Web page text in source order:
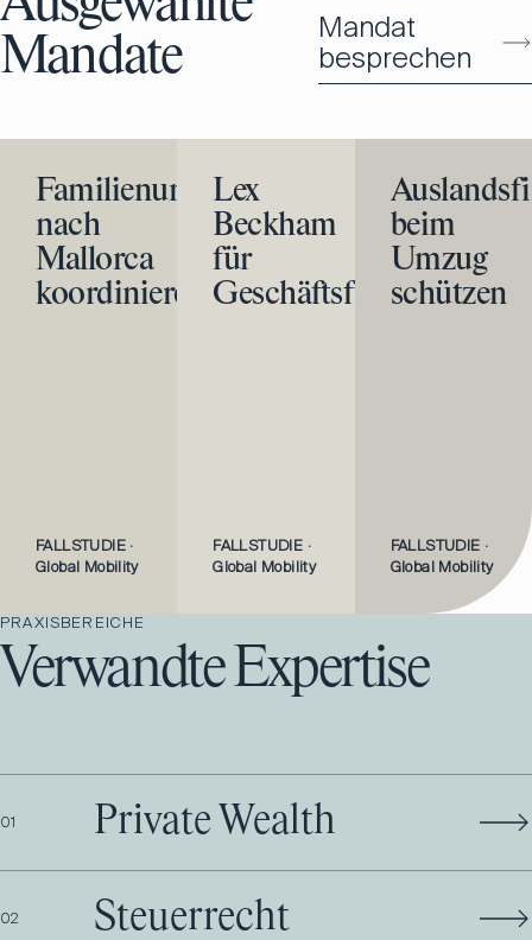
Mandate
Mandat
besprechen
Familienumzug
nach
Mallorca
koordinieren
FALLSTUDIE·
Global Mobility
Lex
Beckham
für
Geschäftsführer
FALLSTUDIE ·
Global Mobility
beim
Umzug
schützen
FALLSTUDIE ·
Global Mobility
PRAXISBEREICHE
Verwandte Expertise
01 Private Wealth
02 Steuerrecht